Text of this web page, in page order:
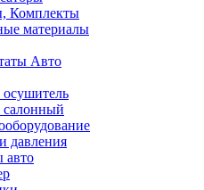
Комплекты
материалы
Авто
давления
авто